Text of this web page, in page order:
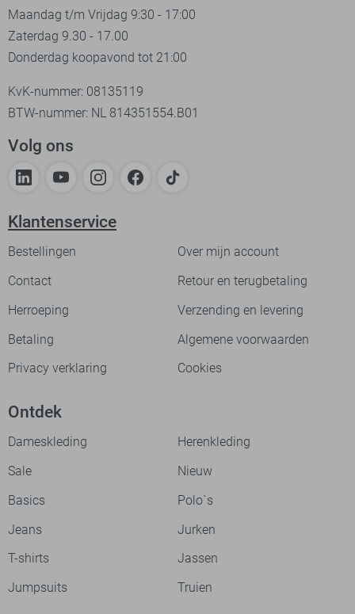
Maandag t/m Vrijdag 9:30 - 17:00
Zaterdag 9.30 - 17.00
Donderdag koopavond tot 21:00
KvK-nummer: 08135119
BTW-nummer: NL 814351554.B01
Volg ons
Klantenservice
Bestellingen
Over mijn account
Contact
Retour en terugbetaling
Herroeping
Verzending en levering
Betaling
Algemene voorwaarden
Privacy verklaring
Cookies
Ontdek
Dameskleding
Herenkleding
Sale
Nieuw
Basics
Polo`s
Jeans
Jurken
T-shirts
Jassen
Jumpsuits
Truien